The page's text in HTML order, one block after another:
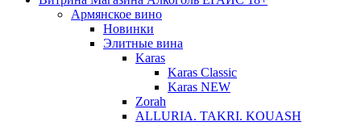
Армянское вино
Новинки
Элитные вина
Karas
Karas Classic
Karas NEW
Zorah
ALLURIA. TAKRI. KOUASH